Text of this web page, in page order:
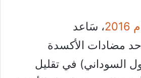
، سَاعد
مضادات الأكسدة
السوداني) في تقليل